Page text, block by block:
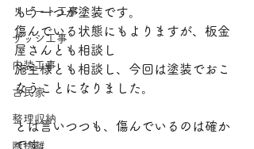
リピート工事
サッシ工事
内装工事
古民家
整理収納
断捨離
もう一つが塗装です。
傷んでいる状態にもよりますが、板金
屋さんとも相談し
施主様とも相談し、今回は塗装でおこ
なうことになりました。
とは言いつつも、傷んでいるのは確か
です。